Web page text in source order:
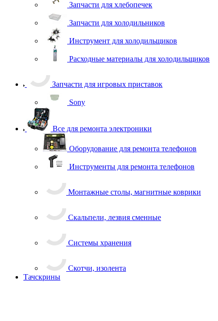
Запчасти для хлебопечек
Запчасти для холодильников
Инструмент для холодильщиков
Расходные материалы для холодильщиков
Запчасти для игровых приставок
Sony
Все для ремонта электроники
Оборудование для ремонта телефонов
Инструменты для ремонта телефонов
Системы хранения
Скотчи, изолента
Тачскрины